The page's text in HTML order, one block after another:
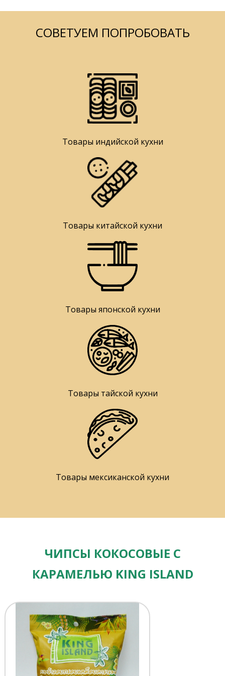
СОВЕТУЕМ ПОПРОБОВАТЬ
Товары индийской кухни
Товары китайской кухни
Товары японской кухни
Товары тайской кухни
Товары мексиканской кухни
ЧИПСЫ КОКОСОВЫЕ С
КАРАМЕЛЬЮ KING ISLAND